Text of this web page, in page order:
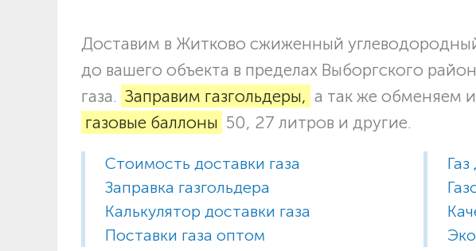
Доставим в Житково сжиженный
до вашего объекта в пределах Выборгского
газа. Заправим газгольдеры, а так же обменяем
газовые баллоны 50, 27 литров и другие.
Стоимость доставки газа
Заправка газгольдера
Калькулятор доставки газа
Поставки газа оптом